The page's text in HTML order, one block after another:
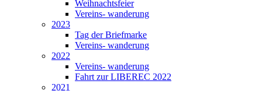
Weihnachtsfeier
Vereins- wanderung
2023
Tag der Briefmarke
Vereins- wanderung
2022
Vereins- wanderung
Fahrt zur LIBEREC 2022
2021